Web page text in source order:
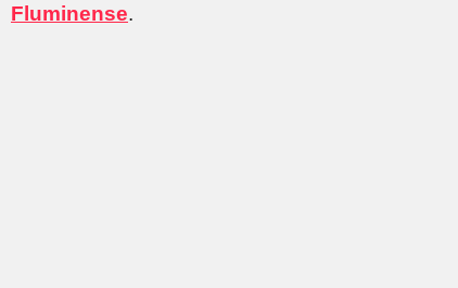
Fluminense.